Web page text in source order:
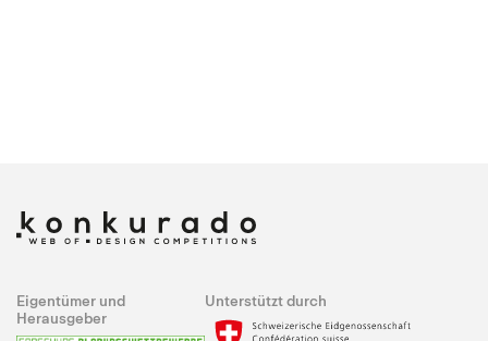
Eigentümer und
Herausgeber
Unterstützt durch